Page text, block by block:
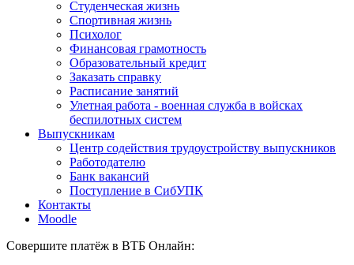
Студенческая жизнь
Спортивная жизнь
Психолог
Финансовая грамотность
Образовательный кредит
Заказать справку
Расписание занятий
Улетная работа - военная служба в войсках
беспилотных систем
Выпускникам
Центр содействия трудоустройству выпускников
Работодателю
Банк вакансий
Поступление в СибУПК
Контакты
Moodle
Совершите платёж в ВТБ Онлайн: